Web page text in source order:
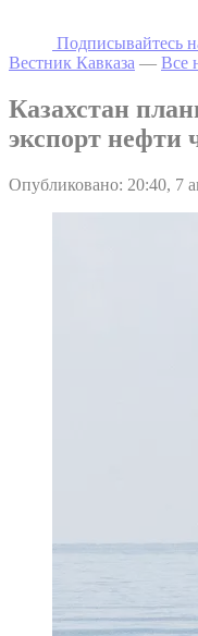
Подписывайтесь
Вестник Кавказа — Все
Казахстан
экспорт нефти
Опубликовано: 20:40, 7